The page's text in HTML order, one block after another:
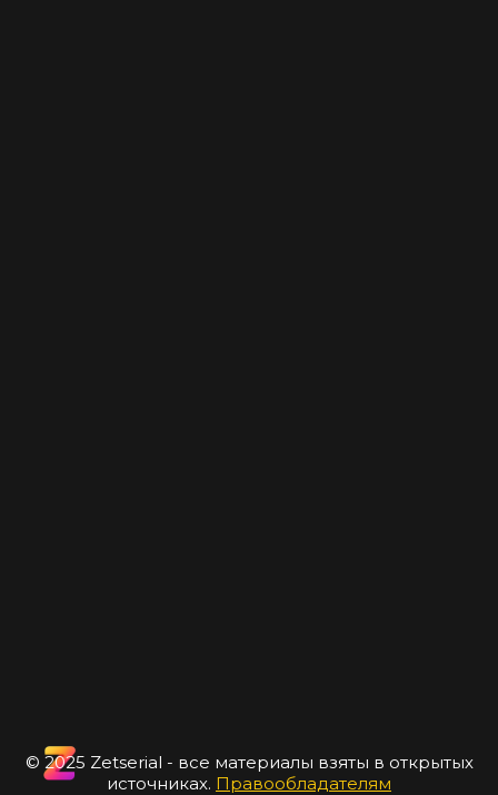
© 2025 Zetserial - все материалы взяты в открытых
источниках. Правообладателям